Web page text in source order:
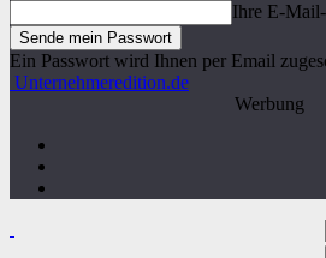
Ihre E-
Ein Passwort wird Ihnen per Email
Unternehmeredition.de
Werbung